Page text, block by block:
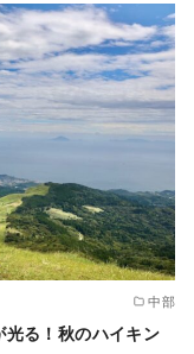
中部
る！秋のハイキン